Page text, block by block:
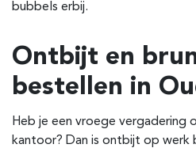
bubbels erbij.
Ontbijt en
bestellen in
Heb je een vroege vergadering
kantoor? Dan is ontbijt op werk